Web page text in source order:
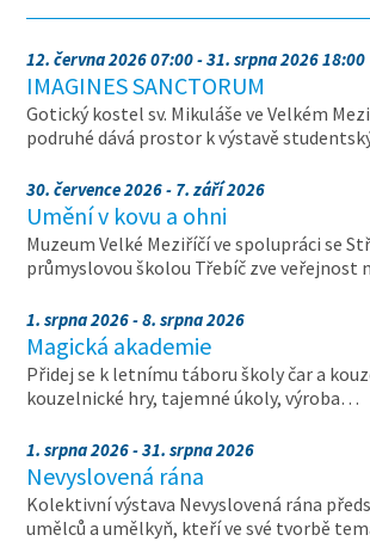
12. června 2026 07:00 - 31. srpna 2026 18:00
IMAGINES SANCTORUM
Gotický kostel sv. Mikuláše ve Velkém
podruhé dává prostor k výstavě
30. července 2026 - 7. září 2026
Umění v kovu a ohni
Muzeum Velké Meziříčí ve spolupráci se
průmyslovou školou Třebíč zve veřejnost
1. srpna 2026 - 8. srpna 2026
Magická akademie
Přidej se k letnímu táboru školy čar a
kouzelnické hry, tajemné úkoly, výroba…
1. srpna 2026 - 31. srpna 2026
Nevyslovená rána
Kolektivní výstava Nevyslovená rána
umělců a umělkyň, kteří ve své tvorbě